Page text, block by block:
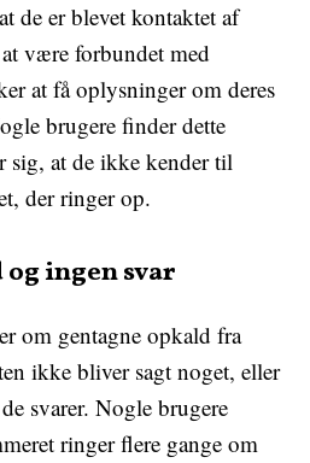
de er blevet kontaktet af
være forbundet med
at få oplysninger om deres
brugere finder dette
at de ikke kender til
der ringer op.
ingen svar
om gentagne opkald fra
ikke bliver sagt noget, eller
svarer. Nogle brugere
ringer flere gange om